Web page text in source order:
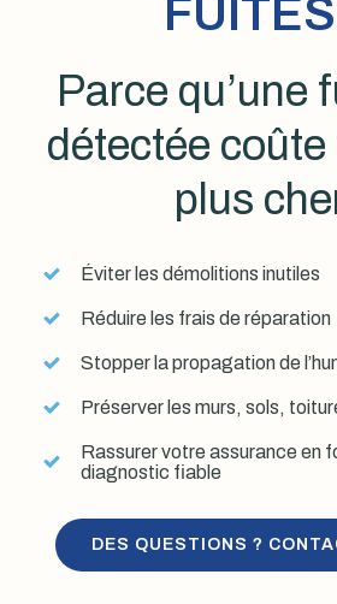
Parce qu’une
détectée
plus
Éviter les démolitions inutiles
Réduire les frais de réparation
Stopper la propagation de
Préserver les murs, sols,
Rassurer votre assurance en
diagnostic fiable
DES QUESTIONS ?